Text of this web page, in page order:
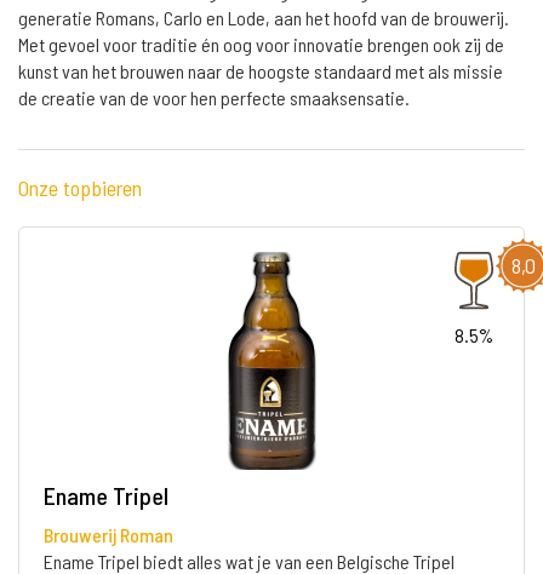
generatie Romans, Carlo en Lode, aan het hoofd van de brouwerij.
Met gevoel voor traditie én oog voor innovatie brengen ook zij de
kunst van het brouwen naar de hoogste standaard met als missie
de creatie van de voor hen perfecte smaaksensatie.
Onze topbieren
8,0
8.5%
Ename Tripel
Brouwerij Roman
Ename Tripel biedt alles wat je van een Belgische Tripel